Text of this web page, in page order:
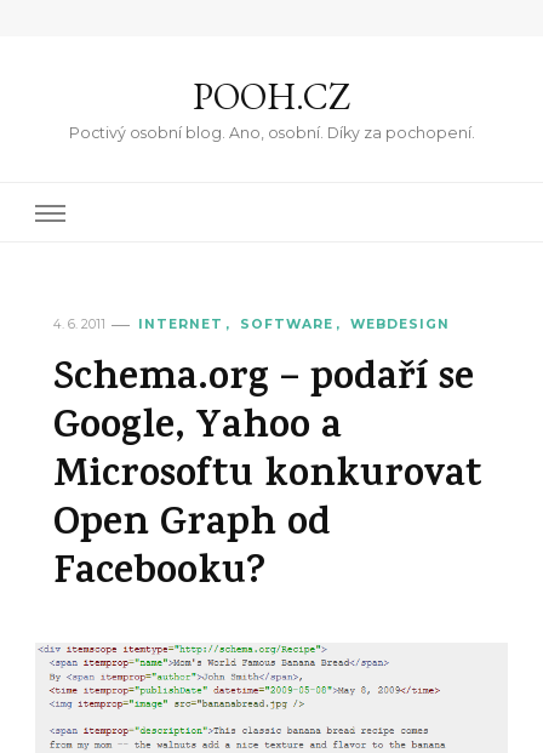
POOH.CZ
Poctivý osobní blog. Ano, osobní. Díky za pochopení.
4. 6. 2011 INTERNET SOFTWARE WEBDESIGN
Schema.org – podaří se
Google, Yahoo a
Microsoftu konkurovat
Open Graph od
Facebooku?